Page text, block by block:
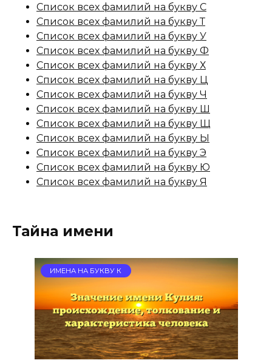
Список всех фамилий на букву С
Список всех фамилий на букву Т
Список всех фамилий на букву У
Список всех фамилий на букву Ф
Список всех фамилий на букву Х
Список всех фамилий на букву Ц
Список всех фамилий на букву Ч
Список всех фамилий на букву Ш
Список всех фамилий на букву Щ
Список всех фамилий на букву Ы
Список всех фамилий на букву Э
Список всех фамилий на букву Ю
Список всех фамилий на букву Я
Тайна имени
ИМЕНА НА БУКВУ К